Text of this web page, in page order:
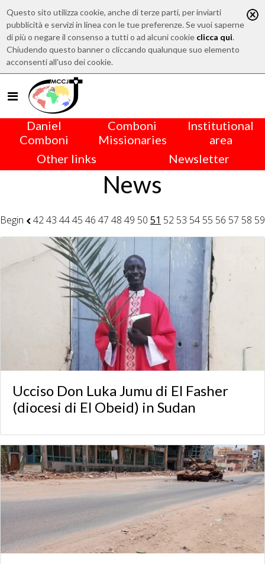
Questo sito utilizza cookie, anche di terze parti, per inviarti
pubblicità e servizi in linea con le tue preferenze. Se vuoi saperne
di più o negare il consenso a tutti o ad alcuni cookie clicca qui.
Chiudendo questo banner o cliccando qualunque suo elemento
acconsenti all'uso dei cookie.
Daniel
Comboni
Comboni
Missionaries
Institutional
area
Other links
Newsletter
News
Begin 4243 4445 46 47 48 49 50 51 52 53 54 55 56 57 58 59
Ucciso Don Luka Jumu di El Fasher
(diocesi di El Obeid) in Sudan